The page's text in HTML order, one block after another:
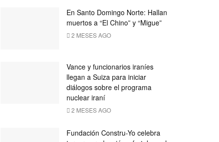
En Santo Domingo Norte: Hallan
muertos a “El Chino” y “Migue”
2 MESES AGO
Vance y funcionarios iraníes
llegan a Suiza para iniciar
diálogos sobre el programa
nuclear iraní
2 MESES AGO
Fundación Constru-Yo celebra